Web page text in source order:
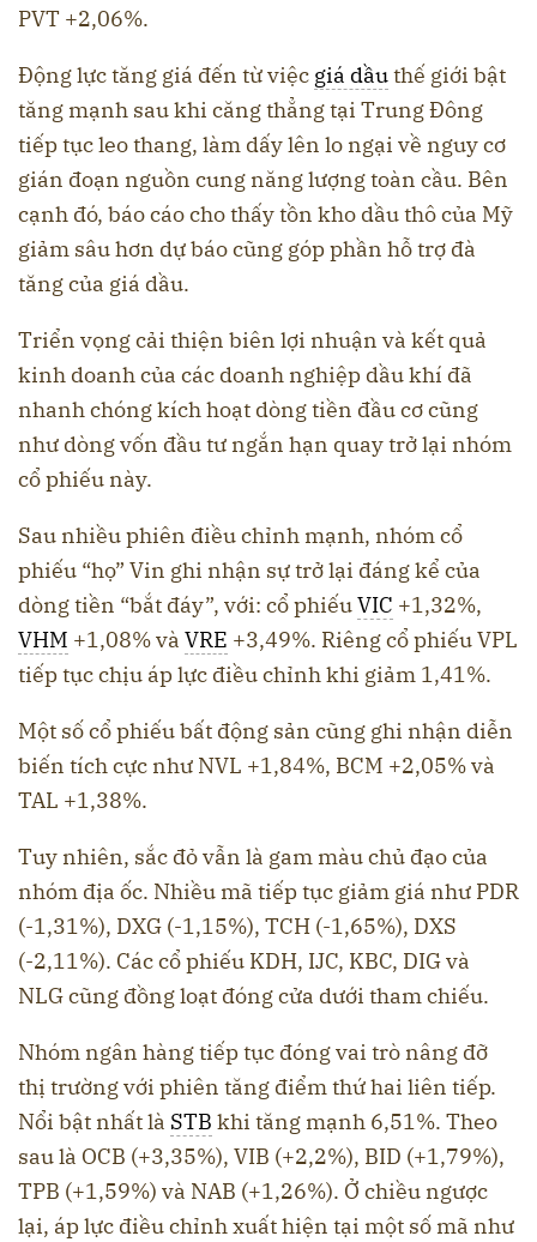
PVT +2,06%.
Động lực tăng giá đến từ việc giá dầuthế giới bật
tăng mạnh sau khi căng thẳng tại Trung Đông
tiếp tục leo thang, làm dấy lên lo ngại về nguy cơ
gián đoạn nguồn cung năng lượng toàn cầu. Bên
cạnh đó, báo cáo cho thấy tồn kho dầu thô của Mỹ
giảm sâu hơn dự báo cũng góp phần hỗ trợ đà
tăng của giá dầu.
Triển vọng cải thiện biên lợi nhuận và kết quả
kinh doanh của các doanh nghiệp dầu khí đã
nhanh chóng kích hoạt dòng tiền đầu cơ cũng
như dòng vốn đầu tư ngắn hạn quay trở lại nhóm
cổ phiếu này.
Sau nhiều phiên điều chỉnh mạnh, nhóm cổ
phiếu “họ” Vin ghi nhận sự trở lại đáng kể của
dòng tiền “bắt đáy”, với: cổ phiếuVIC +1,32%,
VHM +1,08% và VRE +3,49%. Riêng cổ phiếu VPL
tiếp tục chịu áp lực điều chỉnh khi giảm 1,41%.
Một số cổ phiếu bất động sản cũng ghi nhận diễn
biến tích cực như NVL +1,84%, BCM +2,05% và
TAL +1,38%.
Tuy nhiên, sắc đỏ vẫn là gam màu chủ đạo của
nhóm địa ốc. Nhiều mã tiếp tục giảm giá như PDR
(-1,31%), DXG (-1,15%), TCH (-1,65%), DXS
(-2,11%). Các cổ phiếu KDH, IJC, KBC, DIG và
NLG cũng đồng loạt đóng cửa dưới tham chiếu.
Nhóm ngân hàng tiếp tục đóng vai trò nâng đỡ
thị trường với phiên tăng điểm thứ hai liên tiếp.
Nổi bật nhất là STB khi tăng mạnh 6,51%. Theo
sau là OCB (+3,35%), VIB (+2,2%), BID (+1,79%),
TPB (+1,59%) và NAB (+1,26%). Ở chiều ngược
lại, áp lực điều chỉnh xuất hiện tại một số mã như